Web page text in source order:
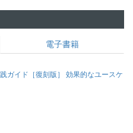
電子書籍
ガイド［復刻版］ 効果的なユースケ